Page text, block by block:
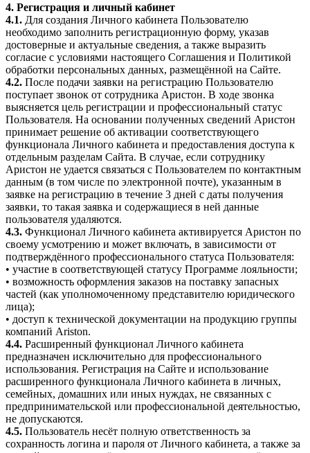
4. Регистрация и личный кабинет
4.1. Для создания Личного кабинета Пользователю
необходимо заполнить регистрационную форму, указав
достоверные и актуальные сведения, а также выразить
согласие с условиями настоящего Соглашения и Политикой
обработки персональных данных, размещённой на Сайте.
4.2. После подачи заявки на регистрацию Пользователю
поступает звонок от сотрудника Аристон. В ходе звонка
выясняется цель регистрации и профессиональный статус
Пользователя. На основании полученных сведений Аристон
принимает решение об активации соответствующего
функционала Личного кабинета и предоставления доступа к
отдельным разделам Сайта. В случае, если сотруднику
Аристон не удается связаться с Пользователем по контактным
данным (в том числе по электронной почте), указанным в
заявке на регистрацию в течение 3 дней с даты получения
заявки, то такая заявка и содержащиеся в ней данные
пользователя удаляются.
4.3. Функционал Личного кабинета активируется Аристон по
своему усмотрению и может включать, в зависимости от
подтверждённого профессионального статуса Пользователя:
• участие в соответствующей статусу Программе лояльности;
• возможность оформления заказов на поставку запасных
частей (как уполномоченному представителю юридического
лица);
• доступ к технической документации на продукцию группы
компаний Ariston.
4.4. Расширенный функционал Личного кабинета
предназначен исключительно для профессионального
использования. Регистрация на Сайте и использование
расширенного функционала Личного кабинета в личных,
семейных, домашних или иных нуждах, не связанных с
предпринимательской или профессиональной деятельностью,
не допускаются.
4.5. Пользователь несёт полную ответственность за
сохранность логина и пароля от Личного кабинета, а также за